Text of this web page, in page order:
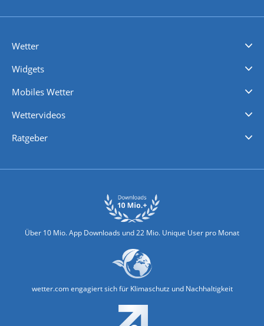
Wetter
Widgets
Mobiles Wetter
Wettervideos
Ratgeber
Über 10 Mio. App Downloads und 22 Mio. Unique User pro Monat
wetter.com engagiert sich für Klimaschutz und Nachhaltigkeit